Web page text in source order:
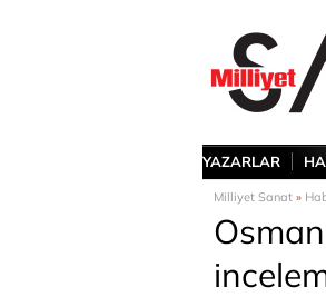
YAZARLAR
Milliyet Sanat »